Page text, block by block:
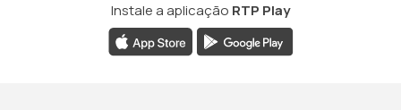
Instale a aplicação RTP Play